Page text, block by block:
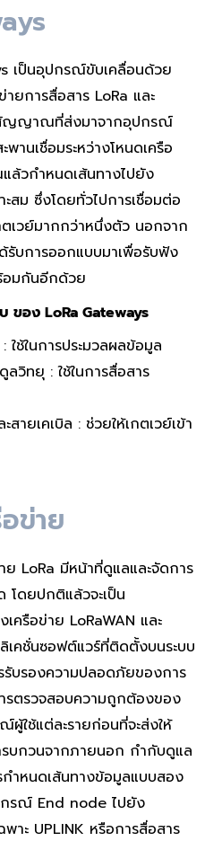
นอุปกรณ์ขับเคลื่อนด้วย
ายการสื่อสาร LoRa และ
สัญญาณที่ส่งมาจากอุปกรณ์
านเชื่อมระหว่างโหนดเครือ
วกำหนดเส้นทางไปยัง
สม ซึ่งโดยทั่วไปการเชื่อมต่อ
ตเวย์มากกว่าหนึ่งตัว นอกจาก
รับการออกแบบมาเพื่อรับฟัง
อมกันอีกด้วย
ของ LoRa Gateways
: ใช้ในการประมวลผลข้อมูล
ลวิทยุ : ใช้ในการสื่อสาร
สายเคเบิล : ช่วยให้เกตเวย์เข้า
ข่าย
มีหน้าที่ดูแลและจัดการ
โดยปกติแล้วจะเป็น
ครือข่าย LoRaWAN และ
เคชั่นซอฟต์แวร์ที่ติดตั้งบนระบบ
รับรองความปลอดภัยของการ
รตรวจสอบความถูกต้องของ
ใช้แต่ละรายก่อนที่จะส่งให้
บกวนจากภายนอก กำกับดูแล
กำหนดเส้นทางข้อมูลแบบสอง
กรณ์ End node ไปยัง
าะ UPLINK หรือการสื่อสาร